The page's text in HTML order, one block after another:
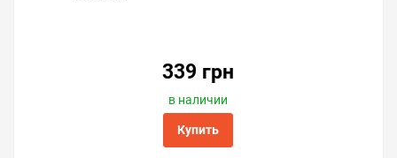
339 грн
в наличии
Купить